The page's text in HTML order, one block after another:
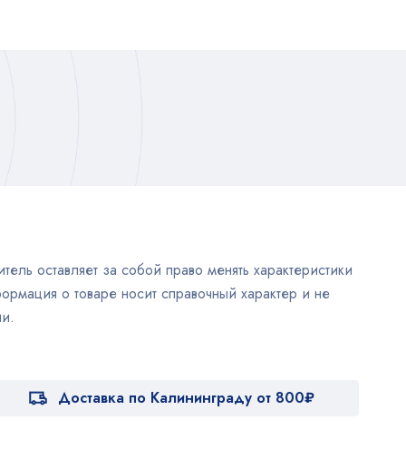
оставляет за собой право менять характеристики
о товаре носит справочный характер и не
Доставка по Калининграду от 800₽